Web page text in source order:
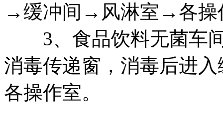
→缓冲间→风淋室→各操
3、食品饮料无菌车间
消毒传递窗，消毒后进
各操作室。